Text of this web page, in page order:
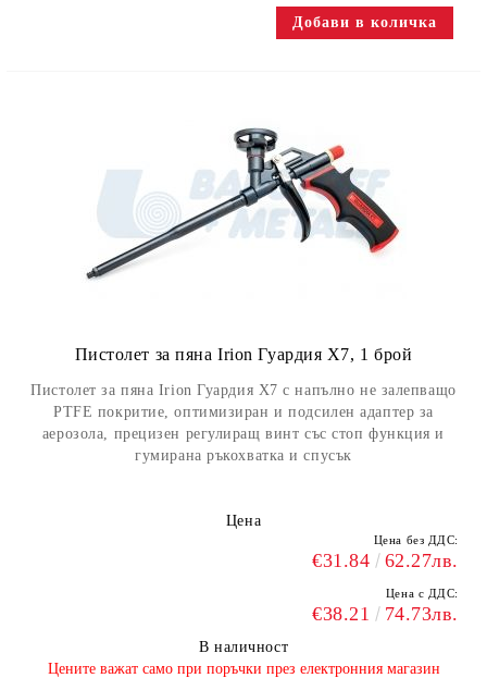
Пистолет за пяна Irion Гуардия X7, 1 брой
Пистолет за пяна Irion Гуардия X7 с напълно не залепващо
PTFE покритие, оптимизиран и подсилен адаптер за
аерозола, прецизен регулиращ винт със стоп функция и
гумирана ръкохватка и спусък
Цена
Цена без ДДС:
€31.84 62.27лв.
Цена с ДДС:
€38.21 74.73лв.
В наличност
​Цените важат само при поръчки през електронния магазин